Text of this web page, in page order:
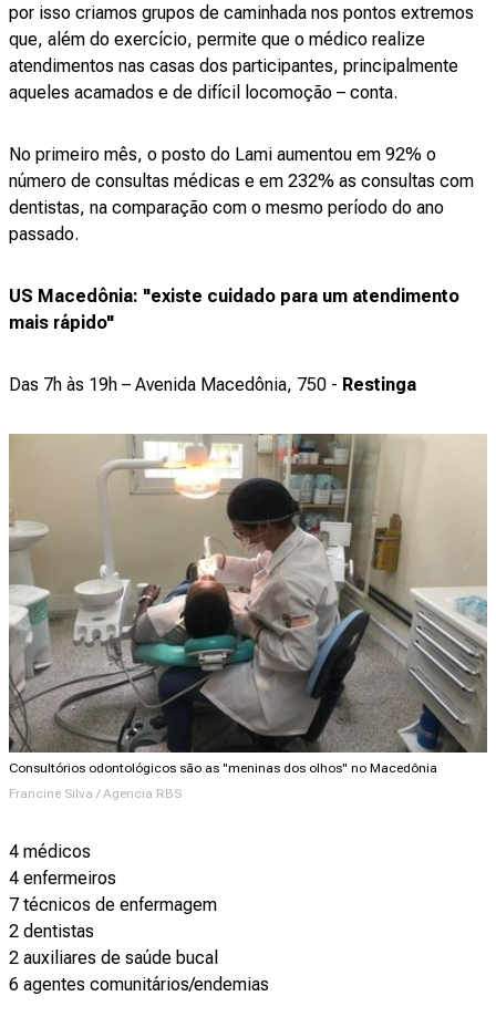
por isso criamos grupos de caminhada nos pontos extremos
que, além do exercício, permite que o médico realize
atendimentos nas casas dos participantes, principalmente
aqueles acamados e de difícil locomoção – conta.
No primeiro mês, o posto do Lami aumentou em 92% o
número de consultas médicas e em 232% as consultas com
dentistas, na comparação com o mesmo período do ano
passado.
US Macedônia: "existe cuidado para um atendimento
mais rápido"
Das 7h às 19h – Avenida Macedônia, 750 - Restinga
Consultórios odontológicos são as "meninas dos olhos" no Macedônia
Francine Silva / Agencia RBS
4 médicos
4 enfermeiros
7 técnicos de enfermagem
2 dentistas
2 auxiliares de saúde bucal
6 agentes comunitários/endemias